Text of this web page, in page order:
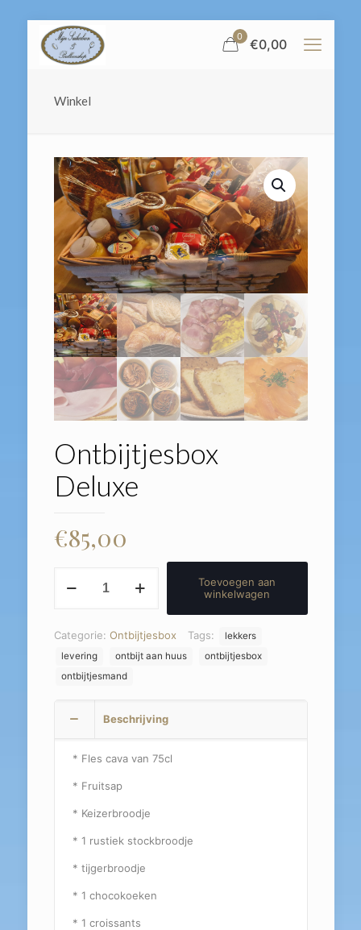
0 €0,00
Winkel
Ontbijtjesbox
Deluxe
€85,00
Deluxe
Toevoegen aan
winkelwagen
Categorie: Ontbijtjesbox Tags:
lekkers
levering
ontbijt aan huus
ontbijtjesbox
ontbijtjesmand
Beschrijving
* Fles cava van 75cl
* Fruitsap
* Keizerbroodje
* 1 rustiek stockbroodje
* tijgerbroodje
* 1 chocokoeken
* 1 croissants